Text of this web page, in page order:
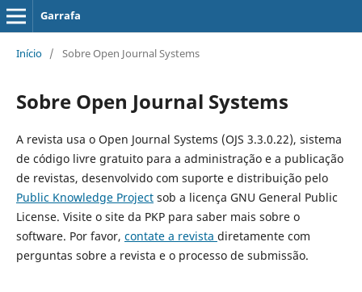
Garrafa
Início / Sobre Open Journal Systems
Sobre Open Journal Systems
A revista usa o Open Journal Systems (OJS 3.3.0.22), sistema
de código livre gratuito para a administração e a publicação
de revistas, desenvolvido com suporte e distribuição pelo
Public Knowledge Projectsob a licença GNU General Public
License. Visite o site da PKP para saber mais sobre o
software. Por favor, contate a revista diretamente com
perguntas sobre a revista e o processo de submissão.